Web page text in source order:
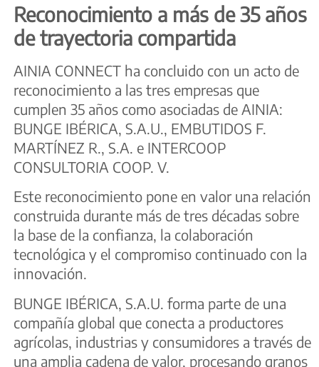
Reconocimiento a más de 35 años
de trayectoria compartida
AINIA CONNECT ha concluido con un acto de
reconocimiento a las tres empresas que
cumplen 35 años como asociadas de AINIA:
BUNGE IBÉRICA, S.A.U., EMBUTIDOS F.
MARTÍNEZ R., S.A. e INTERCOOP
CONSULTORIA COOP. V.
Este reconocimiento pone en valor una relación
construida durante más de tres décadas sobre
la base de la confianza, la colaboración
tecnológica y el compromiso continuado con la
innovación.
BUNGE IBÉRICA, S.A.U. forma parte de una
compañía global que conecta a productores
agrícolas, industrias y consumidores a través de
una amplia cadena de valor, procesando granos